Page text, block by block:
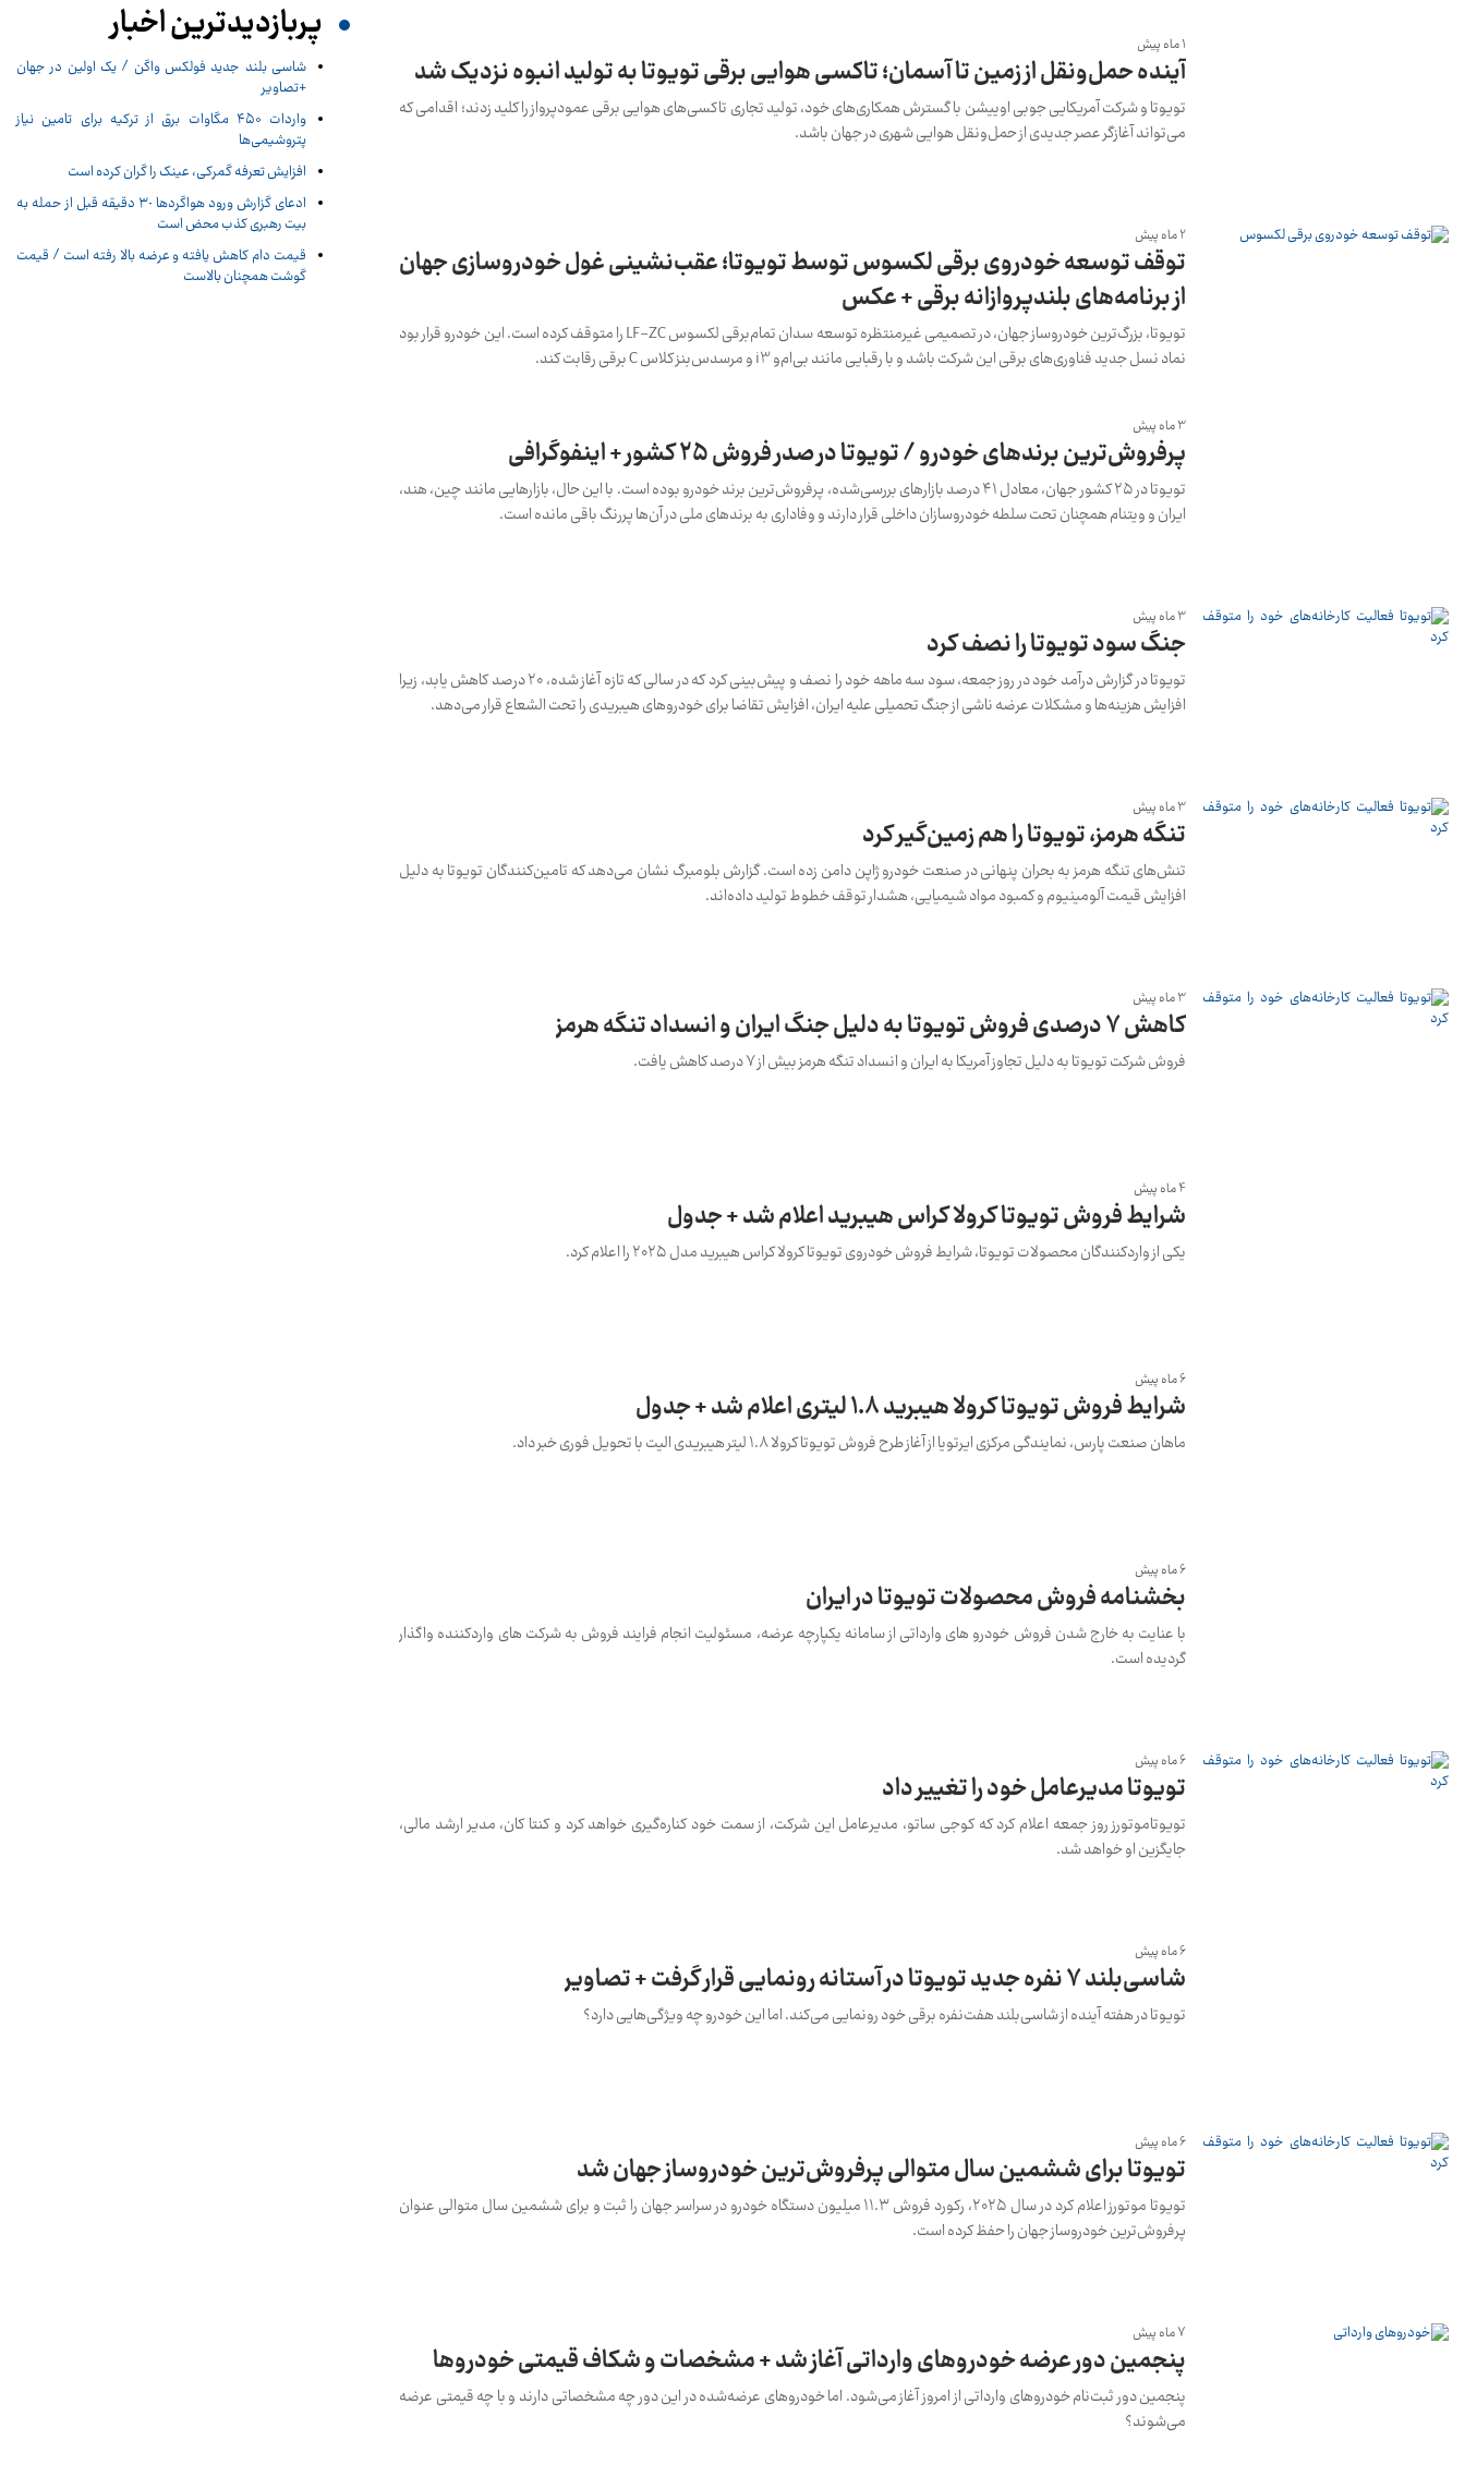
1 ماه پیش
آینده حمل‌ونقل از زمین تا آسمان؛ تاکسی هوایی برقی تویوتا به تولید انبوه نزدیک شد
تویوتا و شرکت آمریکایی جوبی اوییشن با گسترش همکاری‌های خود، تولید تجاری تاکسی‌های هوایی برقی عمودپرواز را کلید زدند؛ اقدامی که
می‌تواند آغازگر عصر جدیدی از حمل‌ونقل هوایی شهری در جهان باشد.
2 ماه پیش
توقف توسعه خودروی برقی لکسوس توسط تویوتا؛ عقب‌نشینی غول خودروسازی جهان
از برنامه‌های بلندپروازانه برقی + عکس
تویوتا، بزرگ‌ترین خودروساز جهان، در تصمیمی غیرمنتظره توسعه سدان تمام‌برقی لکسوس LF-ZC را متوقف کرده است. این خودرو قرار بود
نماد نسل جدید فناوری‌های برقی این شرکت باشد و با رقبایی مانند بی‌ام‌و i3 و مرسدس‌بنز کلاس C برقی رقابت کند.
3 ماه پیش
پرفروش‌ترین برندهای خودرو / تویوتا در صدر فروش ۲۵ کشور + اینفوگرافی
تویوتا در ۲۵ کشور جهان، معادل ۴۱ درصد بازارهای بررسی‌شده، پرفروش‌ترین برند خودرو بوده است. با این حال، بازارهایی مانند چین، هند،
ایران و ویتنام همچنان تحت سلطه خودروسازان داخلی قرار دارند و وفاداری به برندهای ملی در آن‌ها پررنگ باقی مانده است.
3 ماه پیش
جنگ سود تویوتا را نصف کرد
تویوتا در گزارش درآمد خود در روز جمعه، سود سه‌ ماهه خود را نصف و پیش‌بینی کرد که در سالی که تازه آغاز شده، ۲۰ درصد کاهش یابد، زیرا
افزایش هزینه‌ها و مشکلات عرضه ناشی از جنگ تحمیلی علیه ایران، افزایش تقاضا برای خودروهای هیبریدی را تحت الشعاع قرار می‌دهد.
3 ماه پیش
تنگه هرمز، تویوتا را هم زمین‌گیر کرد
تنش‌های تنگه هرمز به بحران پنهانی در صنعت خودرو ژاپن دامن زده است. گزارش بلومبرگ نشان می‌دهد که تامین‌کنندگان تویوتا به دلیل
افزایش قیمت آلومینیوم و کمبود مواد شیمیایی، هشدار توقف خطوط تولید داده‌اند.
3 ماه پیش
کاهش 7 درصدی فروش تویوتا به دلیل جنگ ایران و انسداد تنگه هرمز
فروش شرکت تویوتا به دلیل تجاوز آمریکا به ایران و انسداد تنگه هرمز بیش از 7 درصد کاهش یافت.
4 ماه پیش
شرایط فروش تویوتا کرولا کراس هیبرید اعلام شد + جدول
یکی از واردکنندگان محصولات تویوتا، شرایط فروش خودروی تویوتا کرولا کراس هیبرید مدل ۲۰۲۵ را اعلام کرد.
6 ماه پیش
شرایط فروش تویوتا کرولا هیبرید 1.8 لیتری اعلام شد + جدول
ماهان صنعت پارس، نمایندگی مرکزی ایرتویا از آغاز طرح فروش تویوتا کرولا 1.8 لیتر هیبریدی الیت با تحویل فوری خبر داد.
6 ماه پیش
بخشنامه فروش محصولات تویوتا در ایران
با عنایت به خارج شدن فروش خودرو های وارداتی از سامانه یکپارچه عرضه، مسئولیت انجام فرایند فروش به شرکت های واردکننده واگذار
گردیده است.
6 ماه پیش
تویوتا مدیرعامل خود را تغییر داد
تویوتاموتورز روز جمعه اعلام کرد که کوجی ساتو، مدیرعامل این شرکت، از سمت خود کناره‌گیری خواهد کرد و کنتا کان، مدیر ارشد مالی،
جایگزین او خواهد شد.
6 ماه پیش
شاسی‌بلند 7 نفره جدید تویوتا در آستانه رونمایی قرار گرفت + تصاویر
تویوتا در هفته آینده از شاسی‌بلند هفت‌نفره برقی خود رونمایی می‌کند. اما این خودرو چه ویژگی‌هایی دارد؟
6 ماه پیش
تویوتا برای ششمین سال متوالی پرفروش‌ترین خودروساز جهان شد
تویوتا موتورز اعلام کرد در سال ۲۰۲۵، رکورد فروش ۱۱.۳ میلیون دستگاه خودرو در سراسر جهان را ثبت و برای ششمین سال متوالی عنوان
پرفروش‌ترین خودروساز جهان را حفظ کرده است.
7 ماه پیش
پنجمین دور عرضه خودروهای وارداتی آغاز شد + مشخصات و شکاف‌ قیمتی خودروها
پنجمین دور ثبت‌نام خودروهای وارداتی از امروز آغاز می‌شود. اما خودروهای عرضه‌شده در این دور چه مشخصاتی دارند و با چه قیمتی عرضه
می‌شوند؟
پربازدیدترین اخبار
شاسی بلند جدید فولکس واگن / یک اولین در جهان
+تصاویر
واردات ۴۵۰ مگاوات برق از ترکیه برای تامین نیاز
پتروشیمی‌ها
افزایش تعرفه گمرکی، عینک را گران کرده است
ادعای گزارش ورود هواگردها ٣٠ دقیقه قبل از حمله به
بیت رهبری کذب محض است
قیمت دام کاهش یافته و عرضه بالا رفته است / قیمت
گوشت همچنان بالاست